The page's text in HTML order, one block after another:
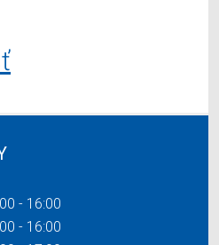
- 16:00
- 16:00